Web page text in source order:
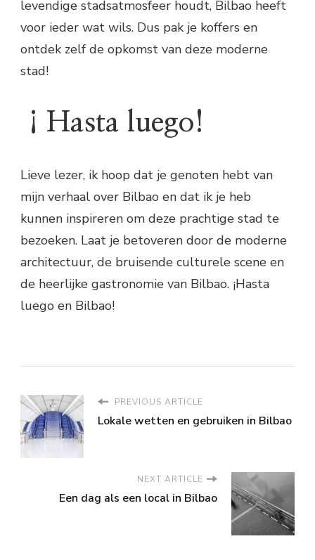
levendige stadsatmosfeer houdt, Bilbao heeft
voor ieder wat wils. Dus pak je koffers en
ontdek zelf de opkomst van deze moderne
stad!
¡Hasta luego!
Lieve lezer, ik hoop dat je genoten hebt van
mijn verhaal over Bilbao en dat ik je heb
kunnen inspireren om deze prachtige stad te
bezoeken. Laat je betoveren door de moderne
architectuur, de bruisende culturele scene en
de heerlijke gastronomie van Bilbao. ¡Hasta
luego en Bilbao!
PREVIOUS ARTICLE
Lokale wetten en gebruiken in Bilbao
NEXT ARTICLE
Een dag als een local in Bilbao